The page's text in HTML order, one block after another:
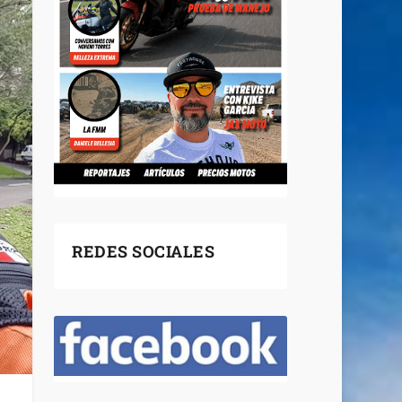
REDES SOCIALES